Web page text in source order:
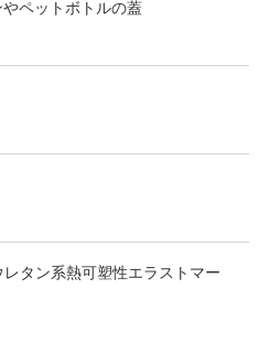
ペットボトルの蓋
タン系熱可塑性エラストマー